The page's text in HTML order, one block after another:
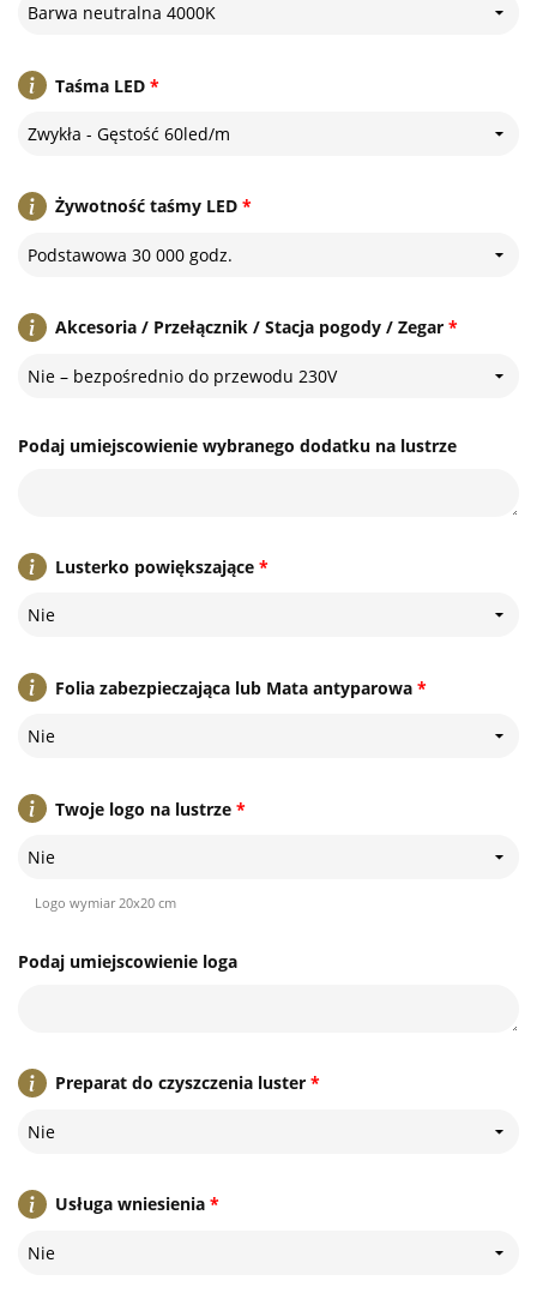
Barwa neutralna 4000K
*
Taśma LED
Zwykła - Gęstość 60led/m
*
Żywotność taśmy LED
Podstawowa 30 000 godz.
*
Akcesoria / Przełącznik / Stacja pogody / Zegar
Nie – bezpośrednio do przewodu 230V
Podaj umiejscowienie wybranego dodatku na lustrze
*
Lusterko powiększające
Nie
*
Folia zabezpieczająca lub Mata antyparowa
Nie
*
Twoje logo na lustrze
Nie
Logo wymiar 20x20 cm
Podaj umiejscowienie loga
*
Preparat do czyszczenia luster
Nie
*
Usługa wniesienia
Nie